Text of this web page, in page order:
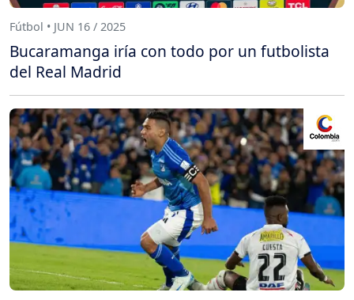
Fútbol • JUN 16 / 2025
Bucaramanga iría con todo por un futbolista
del Real Madrid